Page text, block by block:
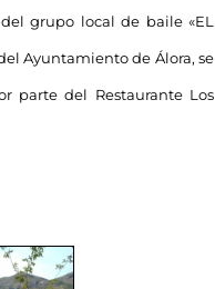
grupo local de baile «EL
Ayuntamiento de Álora, se
parte del Restaurante Los